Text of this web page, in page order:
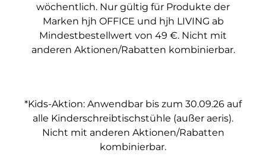
wöchentlich. Nur gültig für Produkte der
Marken hjh OFFICE und hjh LIVING ab
Mindestbestellwert von 49 €. Nicht mit
anderen Aktionen/Rabatten kombinierbar.
*Kids-Aktion: Anwendbar bis zum 30.09.26 auf
alle Kinderschreibtischstühle (außer aeris).
Nicht mit anderen Aktionen/Rabatten
kombinierbar.